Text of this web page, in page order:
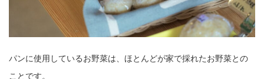
パンに使用しているお野菜は、ほとんどが家で採れたお野菜との
ことです。